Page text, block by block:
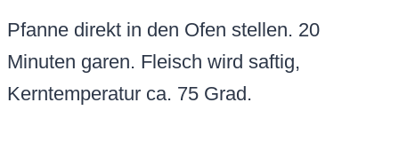
Pfanne direkt in den Ofen stellen. 20
Minuten garen. Fleisch wird saftig,
Kerntemperatur ca. 75 Grad.